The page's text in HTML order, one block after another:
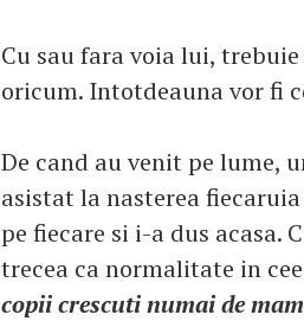
Cu sau fara voia lui,
oricum. Intotdeauna vor fi
De cand au venit pe lume,
asistat la nasterea
pe fiecare si i-a dus acasa.
trecea ca normalitate in
copii crescuti numai de